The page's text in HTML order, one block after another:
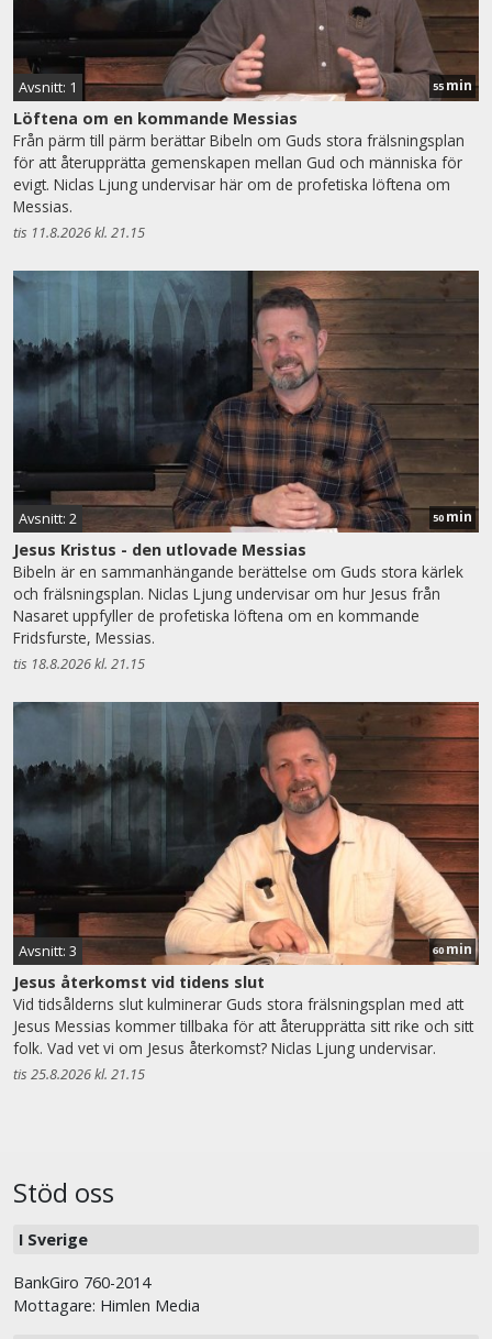
Avsnitt: 1 55 min
Löftena om en kommande Messias
Från pärm till pärm berättar Bibeln om Guds stora frälsningsplan
för att återupprätta gemenskapen mellan Gud och människa för
evigt. Niclas Ljung undervisar här om de profetiska löftena om
Messias.
tis 11.8.2026 kl. 21.15
Avsnitt: 2 50 min
Jesus Kristus - den utlovade Messias
Bibeln är en sammanhängande berättelse om Guds stora kärlek
och frälsningsplan. Niclas Ljung undervisar om hur Jesus från
Nasaret uppfyller de profetiska löftena om en kommande
Fridsfurste, Messias.
tis 18.8.2026 kl. 21.15
Avsnitt: 3 60min
Jesus återkomst vid tidens slut
Vid tidsålderns slut kulminerar Guds stora frälsningsplan med att
Jesus Messias kommer tillbaka för att återupprätta sitt rike och sitt
folk. Vad vet vi om Jesus återkomst? Niclas Ljung undervisar.
tis 25.8.2026 kl. 21.15
Stöd oss
I Sverige
BankGiro 760-2014
Mottagare: Himlen Media